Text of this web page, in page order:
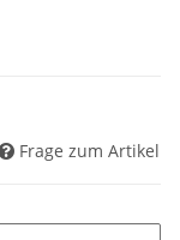
Frage zum Artikel